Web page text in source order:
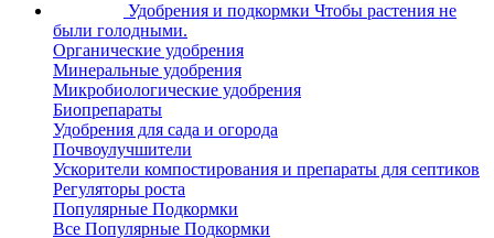
Удобрения и подкормки Чтобы растения не
были голодными.
Органические удобрения
Минеральные удобрения
Микробиологические удобрения
Биопрепараты
Удобрения для сада и огорода
Почвоулучшители
Ускорители компостирования и препараты для септиков
Регуляторы роста
Популярные Подкормки
Все Популярные Подкормки